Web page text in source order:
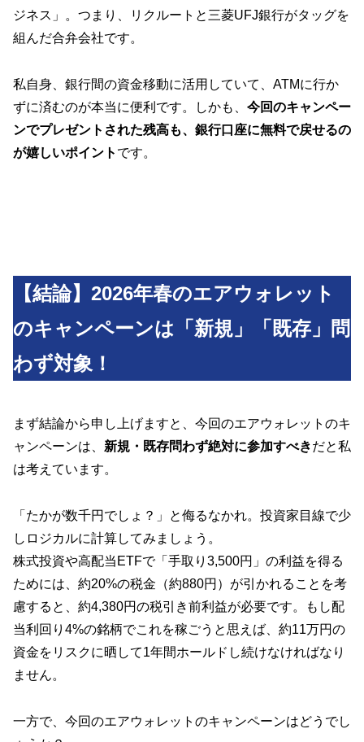
ジネス」。つまり、リクルートと三菱UFJ銀行がタッグを
組んだ合弁会社です。
私自身、銀行間の資金移動に活用していて、ATMに行か
ずに済むのが本当に便利です。しかも、 今回のキャンペー
ンでプレゼントされた残高も、銀行口座に無料で戻せるの
が嬉しいポイント です。
【結論】2026年春のエアウォレット
のキャンペーンは「新規」「既存」問
わず対象！
まず結論から申し上げますと、今回のエアウォレットのキ
ャンペーンは、 新規・既存問わず絶対に参加すべきだと私
は考えています。
「たかが数千円でしょ？」と侮るなかれ。投資家目線で少
しロジカルに計算してみましょう。
株式投資や高配当ETFで「手取り3,500円」の利益を得る
ためには、約20%の税金（約880円）が引かれることを考
慮すると、約4,380円の税引き前利益が必要です。もし配
当利回り4%の銘柄でこれを稼ごうと思えば、約11万円の
資金をリスクに晒して1年間ホールドし続けなければなり
ません。
一方で、今回のエアウォレットのキャンペーンはどうでし